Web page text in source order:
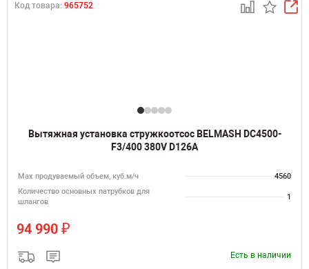
Код товара: 965752
Вытяжная установка стружкоотсос BELMASH DC4500-
F3/400 380V D126A
Мах продуваемый объем, куб.м/ч
4560
Количество основных патрубков для
шлангов
1
94 990 ₽
Есть в наличии